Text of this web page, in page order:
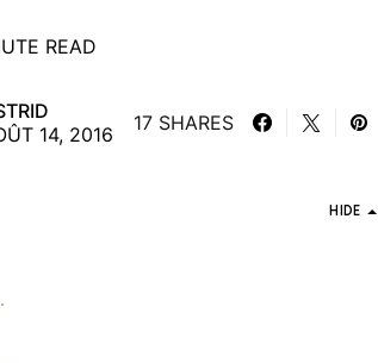
READ
14, 2016
17 SHARES
HIDE